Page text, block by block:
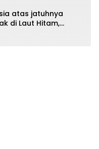
atas jatuhnya
di Laut Hitam,